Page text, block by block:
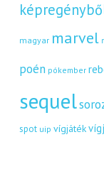
magyar marvel
poén pókember
sequel
spot uip vígjáték